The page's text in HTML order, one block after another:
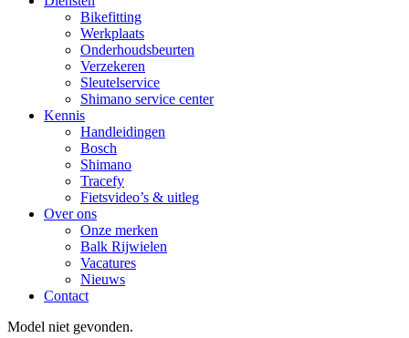
Bikefitting
Werkplaats
Onderhoudsbeurten
Verzekeren
Sleutelservice
Shimano service center
Kennis
Handleidingen
Bosch
Shimano
Tracefy
Fietsvideo’s & uitleg
Over ons
Onze merken
Balk Rijwielen
Vacatures
Nieuws
Contact
Model niet gevonden.